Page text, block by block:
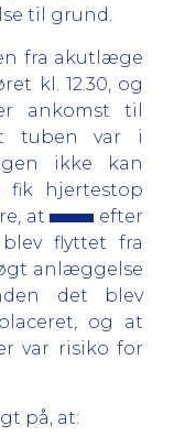
til grund.
fra akutlæge
kl. 12.30, og
ankomst til
tuben var i
ikke kan
hjertestop
at
efter
flyttet fra
anlæggelse
det blev
og at
var risiko for
på, at: